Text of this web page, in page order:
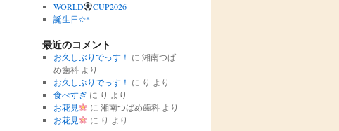
WORLD
CUP2026
誕生日✩︎*
最近のコメント
お久しぶりでっす！ に 湘南つば
め歯科より
お久しぶりでっす！ に り より
食べすぎに り より
お花見
に湘南つばめ歯科 より
お花見
に り より